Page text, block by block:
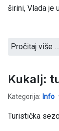
širini, Vlada je
Pročitaj više …
Kukalj:
Kategorija: Info
Turistička